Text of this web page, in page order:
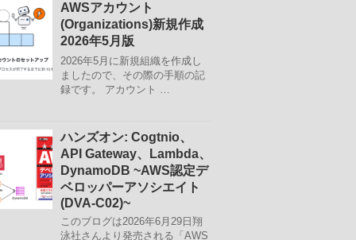
AWSアカウント
(Organizations)新規作成
2026年5月版
2026年5月に新規組織を作成し
ましたので、その際の手順の記
録です。 アカウント …
ハンズオン: Cogtnio、
API Gateway、Lambda、
DynamoDB ~AWS認定デ
ベロッパーアソシエイト
(DVA-C02)~
このブログは2026年6月29日翔
泳社さんより発売される「AWS